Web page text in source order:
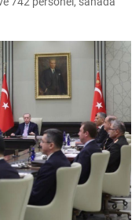
gerçekleştirdi.